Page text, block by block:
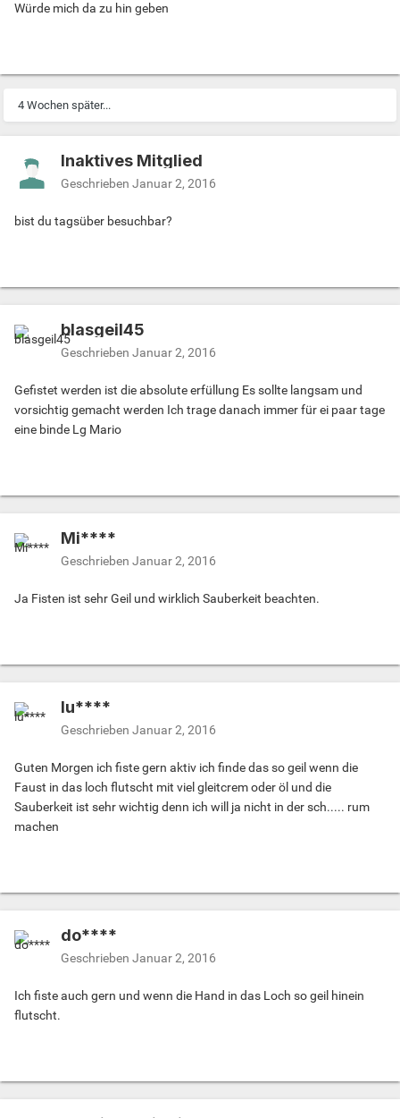
Würde mich da zu hin geben
4 Wochen später...
Inaktives Mitglied
Geschrieben Januar 2, 2016
bist du tagsüber besuchbar?
blasgeil45
Geschrieben Januar 2, 2016
Gefistet werden ist die absolute erfüllung Es sollte langsam und
vorsichtig gemacht werden Ich trage danach immer für ei paar tage
eine binde Lg Mario
Mi****
Geschrieben Januar 2, 2016
Ja Fisten ist sehr Geil und wirklich Sauberkeit beachten.
lu****
Geschrieben Januar 2, 2016
Guten Morgen ich fiste gern aktiv ich finde das so geil wenn die
Faust in das loch flutscht mit viel gleitcrem oder öl und die
Sauberkeit ist sehr wichtig denn ich will ja nicht in der sch..... rum
machen
do****
Geschrieben Januar 2, 2016
Ich fiste auch gern und wenn die Hand in das Loch so geil hinein
flutscht.